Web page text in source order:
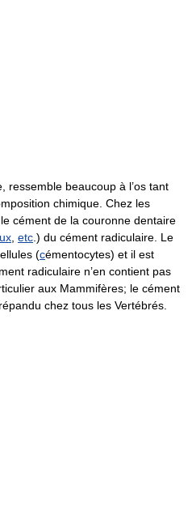
ressemble beaucoup à l’os tant
chimique. Chez les
cément de la couronne dentaire
etc .) du cément radiculaire. Le
(cémentocytes) et il est
radiculaire n’en contient pas
aux Mammifères; le cément
chez tous les Vertébrés.